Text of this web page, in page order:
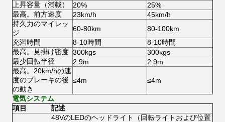
上昇容量（満載）
20%
25%
最高。前方速度
23km/h
45km/h
持久力のマイレッ
ジ
60-80km
80-100km
充満時間
8-10時間
8-10時間
最高。見掛け密度 300kgs
300kgs
最少回転半径
2.9m
2.9m
最高。20km/hの速
度のブレーキの後
の動き
≤4m ≤4m
電気システム
項目
記述
48VのLEDのヘッドライト（回転ライトおよび位置